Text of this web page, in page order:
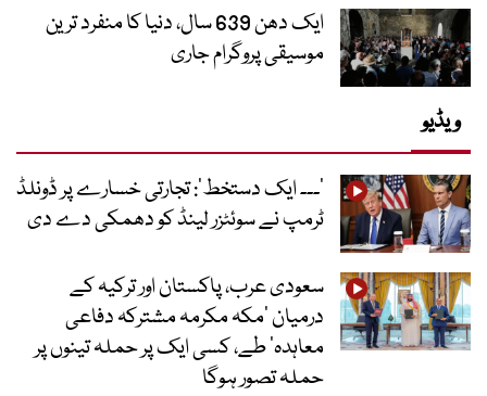
ایک دھن 639 سال، دنیا کا منفرد ترین
موسیقی پروگرام جاری
ویڈیو
’۔۔۔ ایک دستخط‘: تجارتی خسارے پر ڈونلڈ
ٹرمپ نے سوئٹزر لینڈ کو دھمکی دے دی
سعودی عرب، پاکستان اور ترکیہ کے
درمیان ’مکہ مکرمہ مشترکہ دفاعی
معاہدہ‘ طے، کسی ایک پر حملہ تینوں پر
حملہ تصور ہوگا